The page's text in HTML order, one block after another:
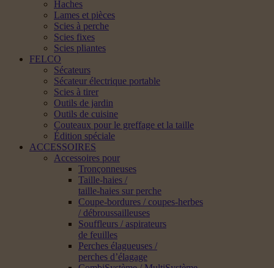
Haches
Lames et pièces
Scies à perche
Scies fixes
Scies pliantes
FELCO
Sécateurs
Sécateur électrique portable
Scies à tirer
Outils de jardin
Outils de cuisine
Couteaux pour le greffage et la taille
Édition spéciale
ACCESSOIRES
Accessoires pour
Tronçonneuses
Taille-haies /
taille-haies sur perche
Coupe-bordures / coupes-herbes
/ débroussailleuses
Souffleurs / aspirateurs
de feuilles
Perches élagueuses /
perches d’élagage